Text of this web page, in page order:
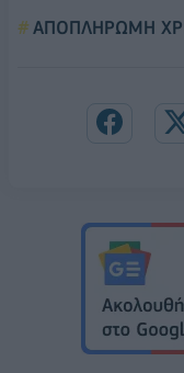
ΑΠΟΠΛΗΡΩΜΗ